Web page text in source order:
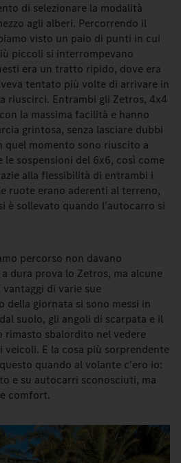
di selezionare la modalità
agli alberi. Percorrendo il
visto un paio di punti in cui
piccoli si interrompevano
era un tratto ripido, dove era
tentato più volte di arrivare in
riuscirci. Entrambi gli Zetros, 4x4
la massima facilità e hanno
grintosa, senza lasciare dubbi
momento sono riuscito a
le sospensioni del 6x6, così come
alla flessibilità di entrambi i
ruote erano aderenti al terreno,
è sollevato quando l'autocarro si
percorso non davano
dura prova lo Zetros, ma alcune
di varie sue
della giornata si sono messi in
suolo, gli angoli di scarpata e il
rimasto sbalordito nel vedere
E la cosa più sorprendente
quando al volante c'ero io:
e su autocarri sconosciuti, ma
comfort.